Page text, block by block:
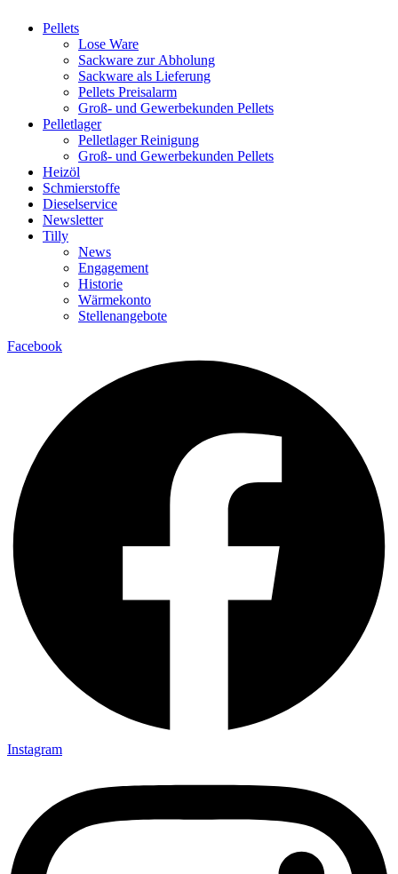
Pellets
Lose Ware
Sackware zur Abholung
Sackware als Lieferung
Pellets Preisalarm
Groß- und Gewerbekunden Pellets
Pelletlager
Pelletlager Reinigung
Groß- und Gewerbekunden Pellets
Heizöl
Schmierstoffe
Dieselservice
Newsletter
Tilly
News
Engagement
Historie
Wärmekonto
Stellenangebote
Facebook
Instagram